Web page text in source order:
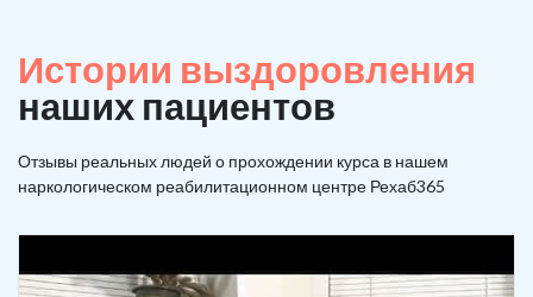
Истории выздоровления
наших пациентов
Отзывы реальных людей о прохождении курса в нашем
наркологическом реабилитационном центре Рехаб365